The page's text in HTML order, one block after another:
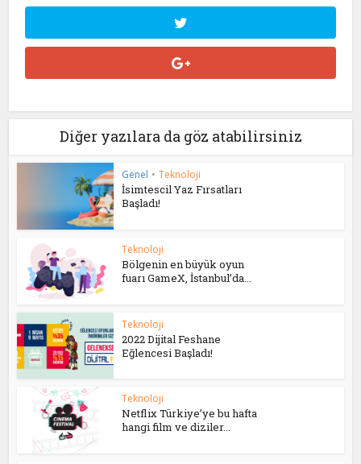
Diğer yazılara da göz atabilirsiniz
Genel • Teknoloji
İsimtescil Yaz Fırsatları
Başladı!
Teknoloji
Bölgenin en büyük oyun
fuarı GameX, İstanbul’da...
Teknoloji
2022 Dijital Feshane
Eğlencesi Başladı!
Teknoloji
Netflix Türkiye’ye bu hafta
hangi film ve diziler...